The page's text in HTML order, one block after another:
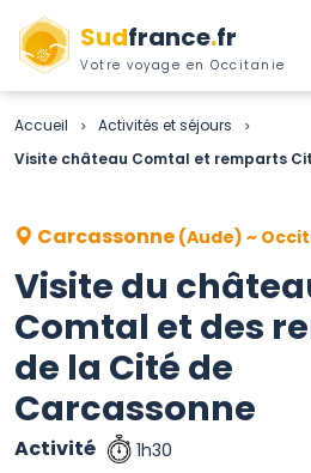
Sudfrance.fr
Votre voyage en Occitanie
Accueil > Activités et séjours >
Visite château Comtal et remparts
Visite du
Comtal et des
de la Cité de
Carcassonne
Activité 1h30
Carcassonne (Aude) ~